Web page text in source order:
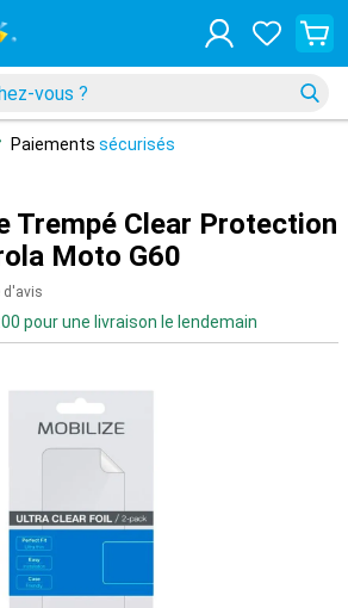
Paiements sécurisés
Trempé Clear Protection
Moto G60
d'avis
pour une livraison le lendemain